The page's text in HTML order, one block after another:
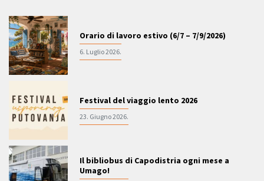
Orario di lavoro estivo (6/7 – 7/9/2026)
6. Luglio 2026.
Festival del viaggio lento 2026
23. Giugno 2026.
Il bibliobus di Capodistria ogni mese a
Umago!